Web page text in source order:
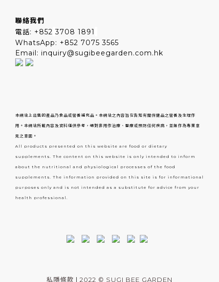
聯絡我們
電話: +852 3708 1891
WhatsApp: +852 7075 3565
Email: inquiry@sugibeegarden.com.hk
本網站上出售的產品乃食品或營養補充品。本網站之內容旨在告知有關保健品之營養及生理作
用。本網站所載內容及資料僅供參考，絕對非用作治療、醫療或預防任何疾病，並無作為專業意
見之意圖。
All products presented on this website are food or dietary
supplements. The content on this website is only intended to inform
about the nutritional and physiological processes of the food
supplements. The information provided on this site is for informational
purposes only and is not intended as a substitute for advice from your
health professional.
私隱條款 | 2022 © SUGI BEE GARDEN